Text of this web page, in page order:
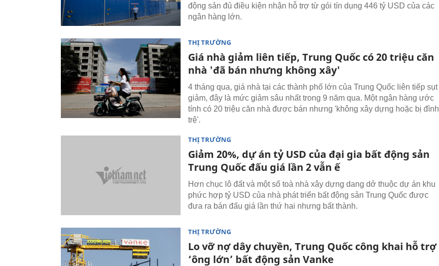
động sản đủ điều kiện nhận hỗ trợ từ gói tín dụng 446 tỷ USD của các
ngân hàng lớn.
THỊ TRƯỜNG
Giá nhà giảm liên tiếp, Trung Quốc có 20 triệu căn
nhà 'đã bán nhưng không xây'
4 tháng qua, giá nhà tại các thành phố lớn của Trung Quốc liên tiếp sụt
giảm, đây là mức giảm sâu nhất trong 9 năm qua. Một ngân hàng ước
tính có 20 triệu căn nhà được bán nhưng 'không xây dựng hoặc bị đình
trệ'.
THỊ TRƯỜNG
Giảm 20%, dự án tỷ USD của đại gia bất động sản
Trung Quốc đấu giá lần 2 vẫn ế
Hơn chục lô đất và một số toà nhà xây dựng dang dở thuộc dự án khu
phức hợp tỷ USD của nhà phát triển bất động sản Trung Quốc được
đưa ra bán đấu giá lần thứ hai nhưng bất thành.
THỊ TRƯỜNG
Lo vỡ nợ dây chuyền, Trung Quốc công khai hỗ trợ
‘ông lớn’ bất động sản Vanke